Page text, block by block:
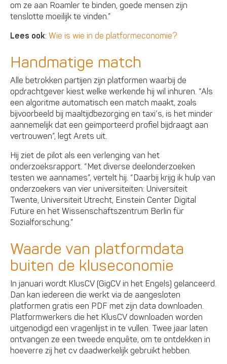
om ze aan Roamler te binden, goede mensen zijn
tenslotte moeilijk te vinden.”
Lees ook:Wie is wie in de platformeconomie?
Handmatige match
Alle betrokken partijen zijn platformen waarbij de
opdrachtgever kiest welke werkende hij wil inhuren. “Als
een algoritme automatisch een match maakt, zoals
bijvoorbeeld bij maaltijdbezorging en taxi’s, is het minder
aannemelijk dat een geïmporteerd profiel bijdraagt aan
vertrouwen”, legt Arets uit.
Hij ziet de pilot als een verlenging van het
onderzoeksrapport. “Met diverse deelonderzoeken
testen we aannames”, vertelt hij. “Daarbij krijg ik hulp van
onderzoekers van vier universiteiten: Universiteit
Twente, Universiteit Utrecht, Einstein Center Digital
Future en het Wissenschaftszentrum Berlin für
Sozialforschung.”
Waarde van platformdata
buiten de kluseconomie
In januari wordt KlusCV (GigCV in het Engels) gelanceerd.
Dan kan iedereen die werkt via de aangesloten
platformen gratis een PDF met zijn data downloaden.
Platformwerkers die het KlusCV downloaden worden
uitgenodigd een vragenlijst in te vullen. Twee jaar laten
ontvangen ze een tweede enquête, om te ontdekken in
hoeverre zij het cv daadwerkelijk gebruikt hebben.